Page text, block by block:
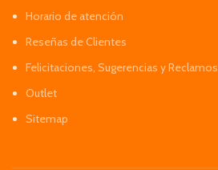
Horario de atención
Reseñas de Clientes
Felicitaciones, Sugerencias y Reclamos
Outlet
Sitemap